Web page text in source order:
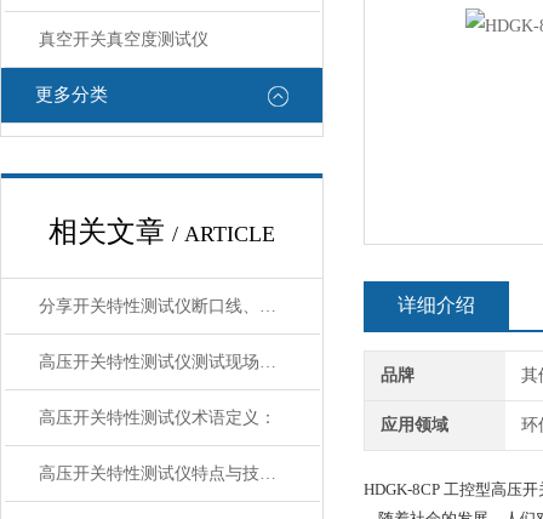
真空开关真空度测试仪
更多分类
相关文章 / ARTICLE
分享开关特性测试仪断口线、合分闸控制、传感器安装方式
高压开关特性测试仪测试现场常见技术问题及处理办法：
高压开关特性测试仪术语定义：
高压开关特性测试仪特点与技术参数
详细介绍
品牌 其
应用领域 环
HDGK-8CP 工控型高压